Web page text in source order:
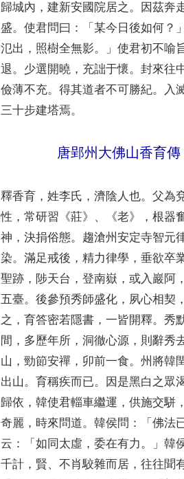
歸城內 ，建新安國院居之。
因茲奔
盛。使君問曰 ：「某今日後如何 ？
氾出 ， 照樹全無影。」使君初不喻
退。 少選開曉 ， 充詘于懷。封來往
儉薄不充。得其道者不可勝紀。
入
三十步建塔焉。
唐郢州大佛山香育傳
釋香育 ，姓李氏 ，濟陰人也。父為
性 ，常研習 《莊》、《老》，根器
神 ，決捐俗態。 趨滄州安定寺智元
染。滿足戒後 ，精力律學 ，垂欲卒
聖跡 ， 陟天台 ，登南嶽 ，或入巖阿
五臺。後參預秀師盛化 ， 夙心相契
之 ， 育答密若隱書 ，一皆開釋。秀
間 ， 多歷年所 ，洞徹心源 ， 則辭秀
山 ，勁節安禪 ， 卯前一食。州將韓
出山。 育稱疾而已。
因是黑白之眾
歸依 ，韓使君輜車繼運 ，供施交駢
奇麗 ， 時來問道。韓侯問 ：「佛法
云 ：「如同太虛 ，委在有力。」韓
千計 ， 賢、不肖駮雜而居 ，往往聞